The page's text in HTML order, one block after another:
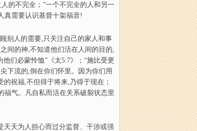
的不完全；”一个不完全的人和另一
真需要认识基督十架福音!
别人的需要,只关注自己的家人和事
间的神,不知道他们活在人间的目的,
们必蒙怜恤”《太5:7》；“施比受更
下流的,倒在你们怀里。因为你们用
祝福,不但得于将来,乃得于现在；
气。凡自私而活在关系破裂状态里
天天为人担心而过分监督、干涉或强